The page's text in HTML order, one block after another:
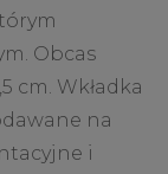
Obcas
cm. Wkładka
na
i